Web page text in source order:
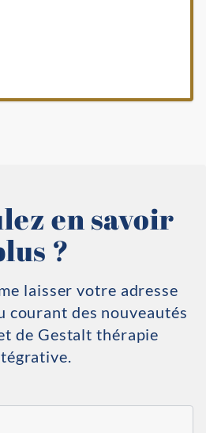
en savoir
?
laisser votre adresse
courant des nouveautés
de Gestalt thérapie